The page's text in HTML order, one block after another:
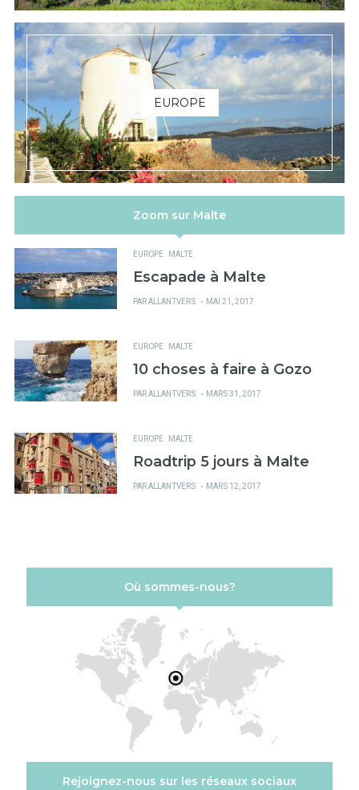
EUROPE
Zoom sur Malte
EUROPE MALTE
Escapade à Malte
PARALLANTVERS
PUBLIÉ
MAI 21, 2017
EUROPE MALTE
10 choses à faire à Gozo
PARALLANTVERS
PUBLIÉ
MARS 31, 2017
EUROPE MALTE
Roadtrip 5 jours à Malte
PARALLANTVERS
PUBLIÉ
MARS 12, 2017
Où sommes-nous?
Rejoignez-nous sur les réseaux sociaux